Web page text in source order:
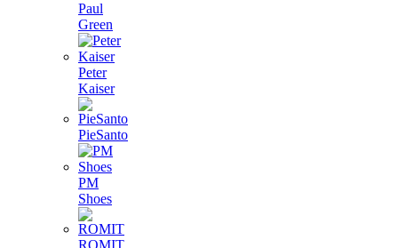
Paul
Green
Peter
Kaiser
PieSanto
PM
Shoes
ROMIT